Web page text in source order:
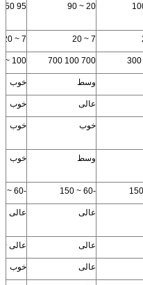
20 ~ 90
95 50 50
7 ~ 20
7 ~ 20
700 100 700
100 ~ 500
وسط خوب
عالی خوب
خوب خوب
وسط خوب
-60 ~ 150
-60 ~ 150
عالی عالی
عالی عالی +
عالی خوب